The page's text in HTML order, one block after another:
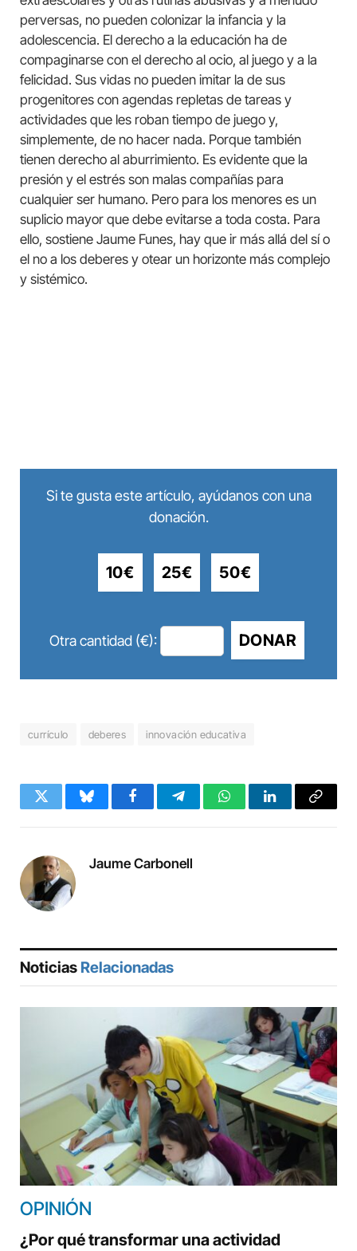
perversas, no pueden colonizar la infancia y la
adolescencia. El derecho a la educación ha de
compaginarse con el derecho al ocio, al juego y a la
felicidad. Sus vidas no pueden imitar la de sus
progenitores con agendas repletas de tareas y
actividades que les roban tiempo de juego y,
simplemente, de no hacer nada. Porque también
tienen derecho al aburrimiento. Es evidente que la
presión y el estrés son malas compañías para
cualquier ser humano. Pero para los menores es un
suplicio mayor que debe evitarse a toda costa. Para
ello, sostiene Jaume Funes, hay que ir más allá del sí o
el no a los deberes y otear un horizonte más complejo
y sistémico.
Si te gusta este artículo, ayúdanos con una
donación.
10€ 25€ 50€
Otra cantidad (€): DONAR
currículo deberes innovación educativa
Twitter BlueskyFacebookTelegramWhatsAppLinkedInCopy
Jaume Carbonell
Noticias Relacionadas
OPINIÓN
¿Por qué transformar una actividad